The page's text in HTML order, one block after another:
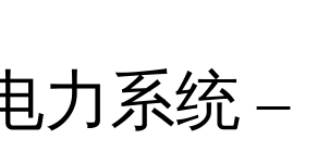
力系统 –